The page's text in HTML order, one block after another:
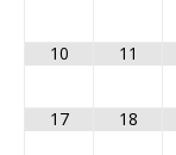
10 11
17 18